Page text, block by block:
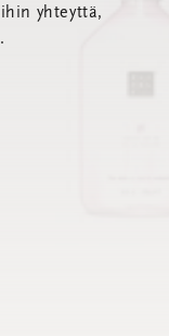
yhteyttä,